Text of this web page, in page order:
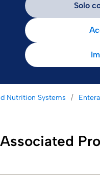
Nutrition Systems
Associated
Solo